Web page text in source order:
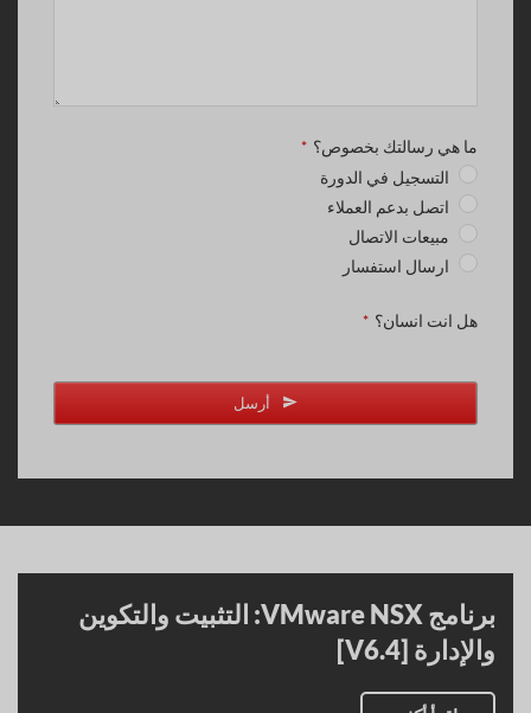
ما هي رسالتك بخصوص؟ *
التسجيل في الدورة
اتصل بدعم العملاء
مبيعات الاتصال
ارسال استفسار
هل انت انسان؟ *
أرسل
برنامج VMware NSX: التثبيت والتكوين
والإدارة [V6.4]